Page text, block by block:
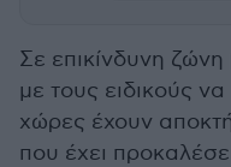
Σε επικίνδυνη ζώνη
με τους ειδικούς
χώρες έχουν
που έχει